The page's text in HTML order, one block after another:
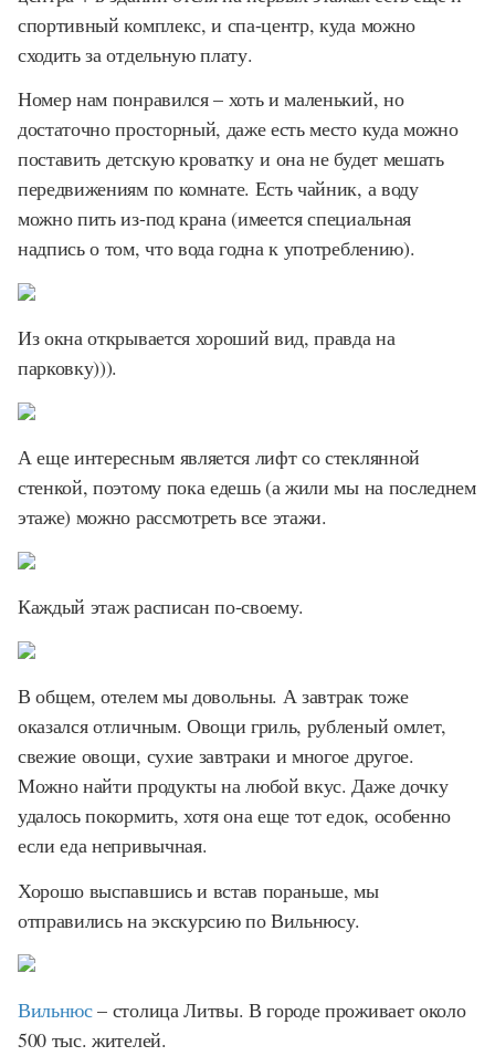
спортивный комплекс, и спа-центр, куда можно
сходить за отдельную плату.
Номер нам понравился – хоть и маленький, но
достаточно просторный, даже есть место куда можно
поставить детскую кроватку и она не будет мешать
передвижениям по комнате. Есть чайник, а воду
можно пить из-под крана (имеется специальная
надпись о том, что вода годна к употреблению).
Из окна открывается хороший вид, правда на
парковку))).
А еще интересным является лифт со стеклянной
стенкой, поэтому пока едешь (а жили мы на последнем
этаже) можно рассмотреть все этажи.
Каждый этаж расписан по-своему.
В общем, отелем мы довольны. А завтрак тоже
оказался отличным. Овощи гриль, рубленый омлет,
свежие овощи, сухие завтраки и многое другое.
Можно найти продукты на любой вкус. Даже дочку
удалось покормить, хотя она еще тот едок, особенно
если еда непривычная.
Хорошо выспавшись и встав пораньше, мы
отправились на экскурсию по Вильнюсу.
Вильнюс– столица Литвы. В городе проживает около
500 тыс. жителей.